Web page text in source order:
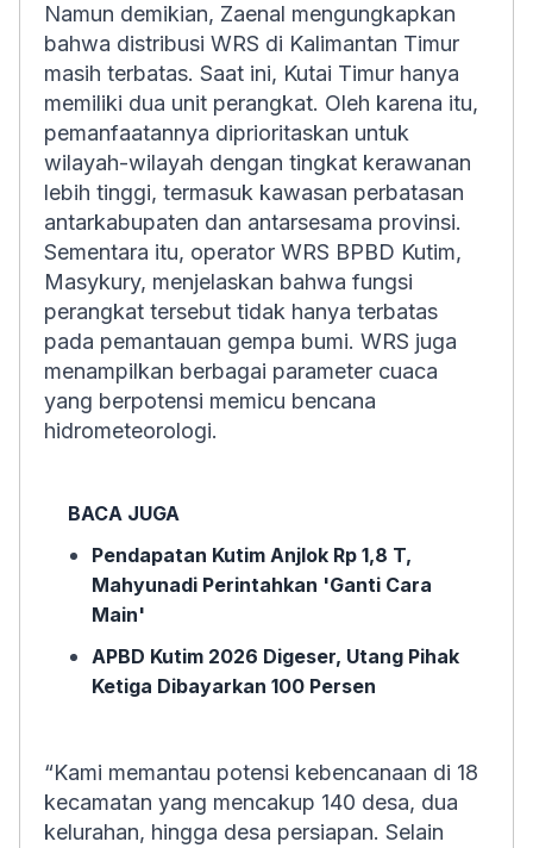
Namun demikian, Zaenal mengungkapkan
bahwa distribusi WRS di Kalimantan Timur
masih terbatas. Saat ini, Kutai Timur hanya
memiliki dua unit perangkat. Oleh karena itu,
pemanfaatannya diprioritaskan untuk
wilayah-wilayah dengan tingkat kerawanan
lebih tinggi, termasuk kawasan perbatasan
antarkabupaten dan antarsesama provinsi.
Sementara itu, operator WRS BPBD Kutim,
Masykury, menjelaskan bahwa fungsi
perangkat tersebut tidak hanya terbatas
pada pemantauan gempa bumi. WRS juga
menampilkan berbagai parameter cuaca
yang berpotensi memicu bencana
hidrometeorologi.
BACA JUGA
Pendapatan Kutim Anjlok Rp 1,8 T,
Mahyunadi Perintahkan 'Ganti Cara
Main'
APBD Kutim 2026 Digeser, Utang Pihak
Ketiga Dibayarkan 100 Persen
“Kami memantau potensi kebencanaan di 18
kecamatan yang mencakup 140 desa, dua
kelurahan, hingga desa persiapan. Selain